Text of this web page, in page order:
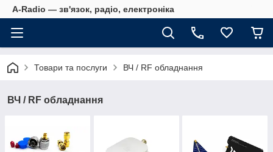
A-Radio — зв'язок, радіо, електроніка
Товари та послуги ВЧ / RF обладнання
ВЧ / RF обладнання